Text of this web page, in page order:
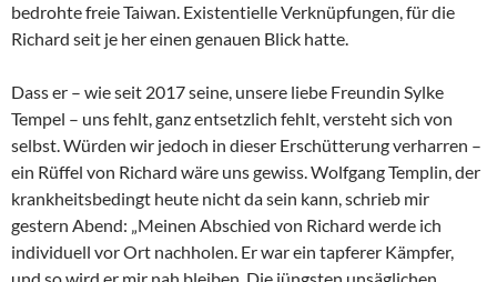
bedrohte freie Taiwan. Existentielle Verknüpfungen, für die
Richard seit je her einen genauen Blick hatte.
Dass er – wie seit 2017 seine, unsere liebe Freundin Sylke
Tempel – uns fehlt, ganz entsetzlich fehlt, versteht sich von
selbst. Würden wir jedoch in dieser Erschütterung verharren –
ein Rüffel von Richard wäre uns gewiss. Wolfgang Templin, der
krankheitsbedingt heute nicht da sein kann, schrieb mir
gestern Abend: „Meinen Abschied von Richard werde ich
individuell vor Ort nachholen. Er war ein tapferer Kämpfer,